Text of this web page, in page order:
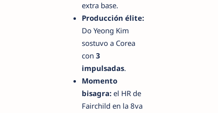
extra base.
Producción élite:
Do Yeong Kim
sostuvo a Corea
con 3
impulsadas.
Momento
bisagra: el HR de
Fairchild en la 8va